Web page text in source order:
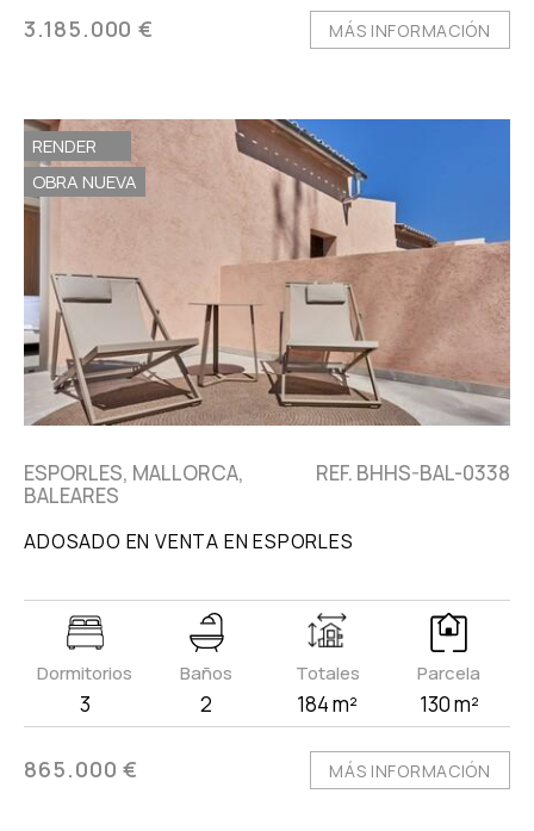
3.185.000 € MÁS INFORMACIÓN
RENDER
OBRA NUEVA
ESPORLES, MALLORCA,
BALEARES
REF. BHHS-BAL-0338
ADOSADO EN VENTA EN ESPORLES
Dormitorios
3
Baños
2
Totales
184 m²
Parcela
130 m²
865.000 € MÁS INFORMACIÓN